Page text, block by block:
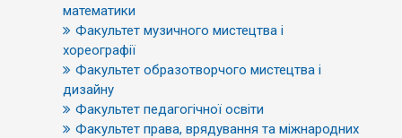
математики
Факультет музичного мистецтва і
хореографії
Факультет образотворчого мистецтва і
дизайну
Факультет педагогічної освіти
Факультет права, врядування та міжнародних